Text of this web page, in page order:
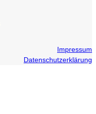
Impressum
Datenschutzerklärung